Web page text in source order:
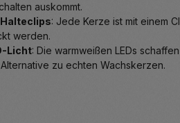
auskommt.
: Jede Kerze ist mit einem
werden.
Licht: Die warmweißen LEDs
zu echten Wachskerzen.